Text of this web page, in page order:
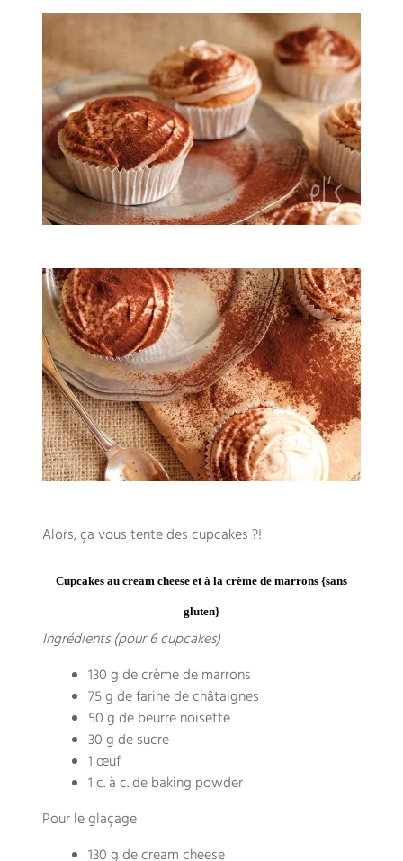
Alors, ça vous tente des cupcakes ?!
Cupcakes au cream cheese et à la crème de marrons {sans
gluten}
Ingrédients (pour 6 cupcakes)
130 g de crème de marrons
75 g de farine de châtaignes
50 g de beurre noisette
30 g de sucre
1 œuf
1 c. à c. de baking powder
Pour le glaçage
130 g de cream cheese